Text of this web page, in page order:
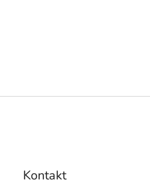
Kontakt